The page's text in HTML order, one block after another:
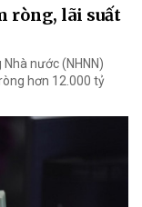
ròng, lãi suất
nước (NHNN)
hơn 12.000 tỷ